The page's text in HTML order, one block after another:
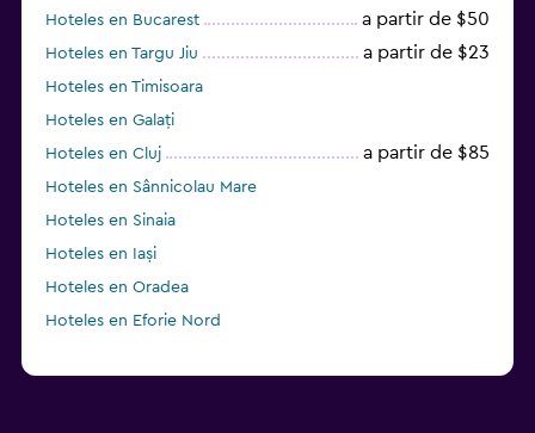
Hoteles en Bucarest a partir de $50
Hoteles en Targu Jiu a partir de $23
Hoteles en Timisoara
Hoteles en Galați
Hoteles en Cluj
a partir de $85
Hoteles en Sânnicolau Mare
Hoteles en Sinaia
Hoteles en Iași
Hoteles en Oradea
Hoteles en Eforie Nord